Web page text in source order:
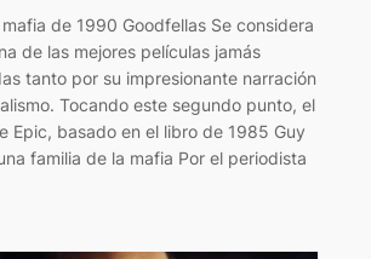
de 1990 Goodfellas Se considera
de las mejores películas jamás
tanto por su impresionante narración
Tocando este segundo punto, el
Epic, basado en el libro de 1985 Guy
familia de la mafia Por el periodista